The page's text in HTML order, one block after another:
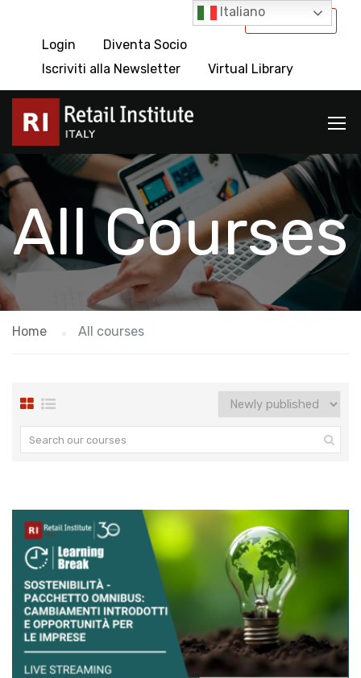
International
Login
Diventa Socio
Iscriviti alla Newsletter
Virtual Library
All Courses
Home All courses
Italiano